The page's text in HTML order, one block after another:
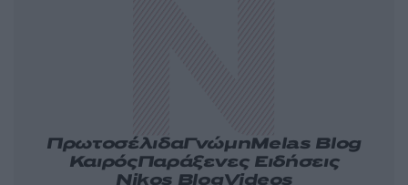
ΠρωτοσέλιδαΓνώμηMelas Blog
ΚαιρόςΠαράξενες Ειδήσεις
Nikos BlogVideos